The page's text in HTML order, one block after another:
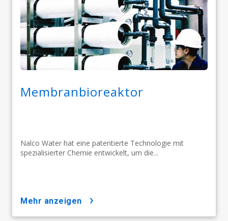
Membranbioreaktor
Nalco Water hat eine patentierte Technologie mit
spezialisierter Chemie entwickelt, um die...
mehr anzeigen